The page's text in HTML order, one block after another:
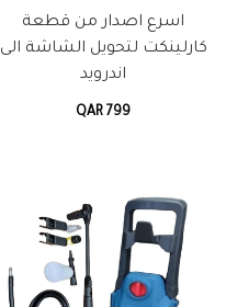
اسرع اصدار من قطعة
كارلينكت لتحويل الشاشة الى
اندرويد
QAR 799